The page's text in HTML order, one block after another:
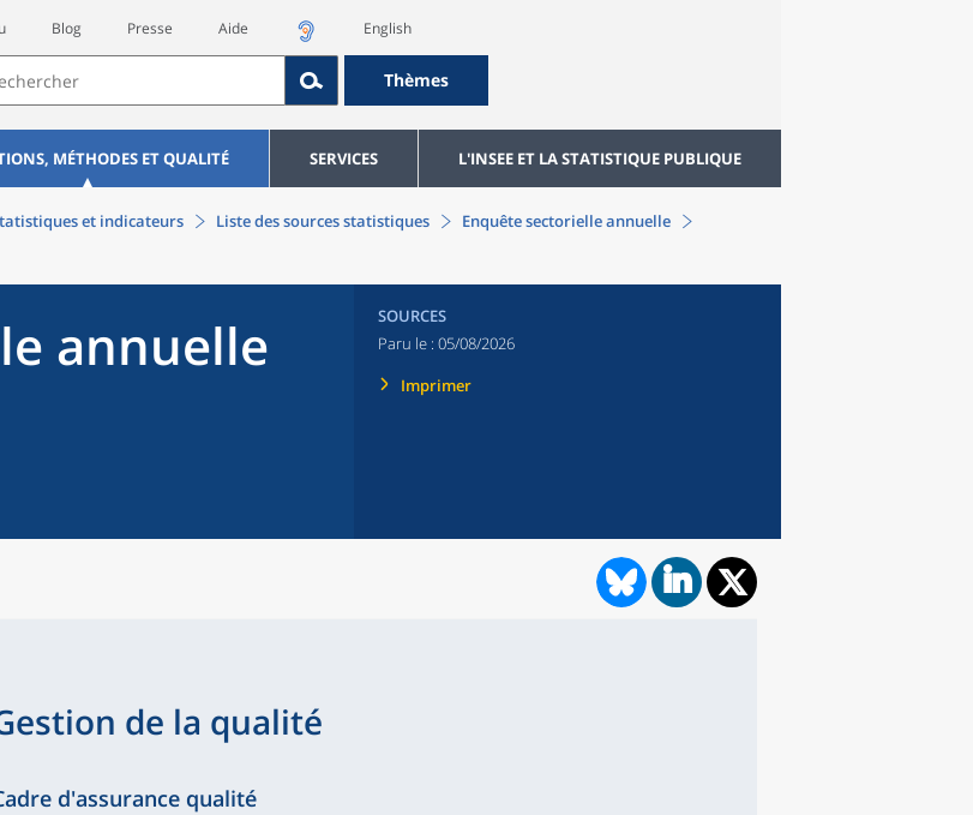
Blog Presse Aide English
Thèmes
MÉTHODES ET QUALITÉ SERVICES L'INSEE ET LA STATISTIQUE PUBLIQUE
et indicateurs Liste des sources statistiques Enquête sectorielle annuelle
annuelle
SOURCES
Paru le : 05/08/2026
Imprimer
de la qualité
d'assurance qualité